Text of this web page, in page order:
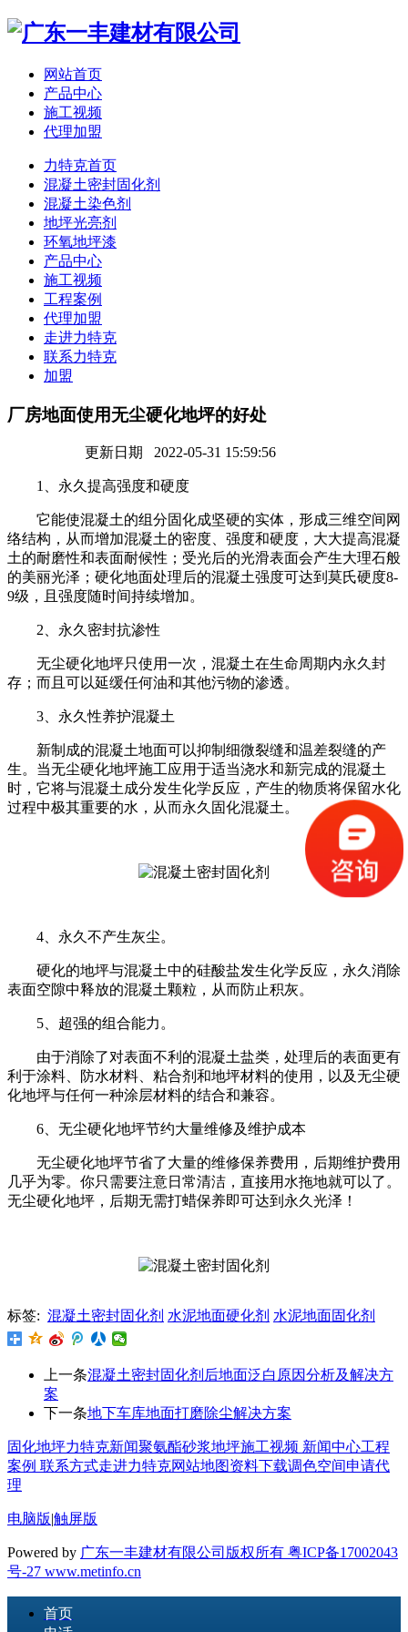
网站首页
产品中心
施工视频
代理加盟
力特克首页
混凝土密封固化剂
混凝土染色剂
地坪光亮剂
环氧地坪漆
产品中心
施工视频
工程案例
代理加盟
走进力特克
联系力特克
加盟
厂房地面使用无尘硬化地坪的好处
更新日期 2022-05-31 15:59:56
1、永久提高强度和硬度
它能使混凝土的组分固化成坚硬的实体，形成三维空间网
络结构，从而增加混凝土的密度、强度和硬度，大大提高混凝
土的耐磨性和表面耐候性；受光后的光滑表面会产生大理石般
的美丽光泽；硬化地面处理后的混凝土强度可达到莫氏硬度8-
9级，且强度随时间持续增加。
2、永久密封抗渗性
无尘硬化地坪只使用一次，混凝土在生命周期内永久封
存；而且可以延缓任何油和其他污物的渗透。
3、永久性养护混凝土
新制成的混凝土地面可以抑制细微裂缝和温差裂缝的产
生。当无尘硬化地坪施工应用于适当浇水和新完成的混凝土
时，它将与混凝土成分发生化学反应，产生的物质将保留水化
过程中极其重要的水，从而永久固化混凝土。
4、永久不产生灰尘。
硬化的地坪与混凝土中的硅酸盐发生化学反应，永久消除
表面空隙中释放的混凝土颗粒，从而防止积灰。
5、超强的组合能力。
由于消除了对表面不利的混凝土盐类，处理后的表面更有
利于涂料、防水材料、粘合剂和地坪材料的使用，以及无尘硬
化地坪与任何一种涂层材料的结合和兼容。
6、无尘硬化地坪节约大量维修及维护成本
无尘硬化地坪节省了大量的维修保养费用，后期维护费用
几乎为零。你只需要注意日常清洁，直接用水拖地就可以了。
无尘硬化地坪，后期无需打蜡保养即可达到永久光泽！
标签: 混凝土密封固化剂 水泥地面硬化剂 水泥地面固化剂
上一条混凝土密封固化剂后地面泛白原因分析及解决方
案
下一条地下车库地面打磨除尘解决方案
固化地坪力特克新闻聚氨酯砂浆地坪施工视频 新闻中心工程
案例 联系方式走进力特克网站地图资料下载调色空间申请代
理
电脑版|触屏版
Powered by 广东一丰建材有限公司版权所有 粤ICP备17002043
号-27 www.metinfo.cn
首页